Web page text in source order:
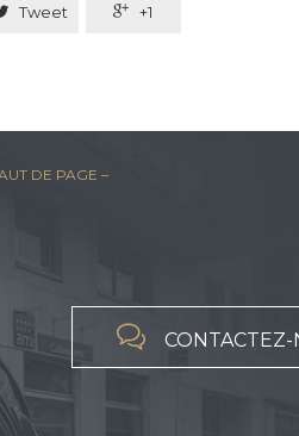
Tweet  +1
DE PAGE –
